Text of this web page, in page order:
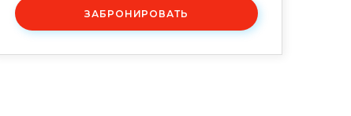
ЗАБРОНИРОВАТЬ